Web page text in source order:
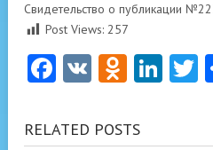
Свидетельство о публикации
Post Views: 257
Facebook
VK
RELATED POSTS